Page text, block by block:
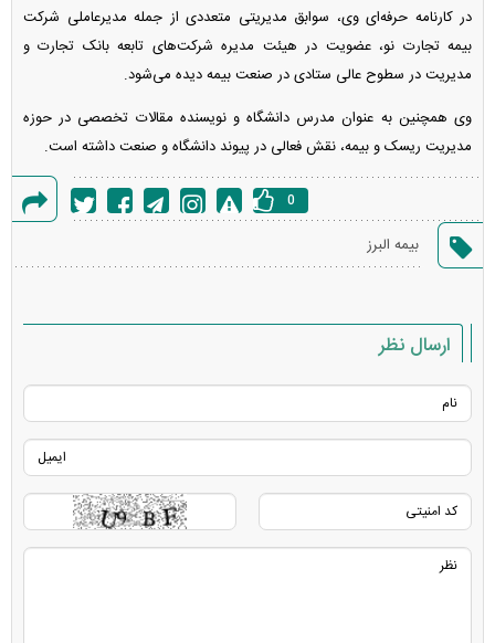
در کارنامه حرفه‌ای وی، سوابق مدیریتی متعددی از جمله مدیرعاملی شرکت
بیمه تجارت نو، عضویت در هیئت مدیره شرکت‌های تابعه بانک تجارت و
مدیریت در سطوح عالی ستادی در صنعت بیمه دیده می‌شود.
وی همچنین به عنوان مدرس دانشگاه و نویسنده مقالات تخصصی در حوزه
مدیریت ریسک و بیمه، نقش فعالی در پیوند دانشگاه و صنعت داشته است.
خطا
0
بیمه البرز
ارسال نظر